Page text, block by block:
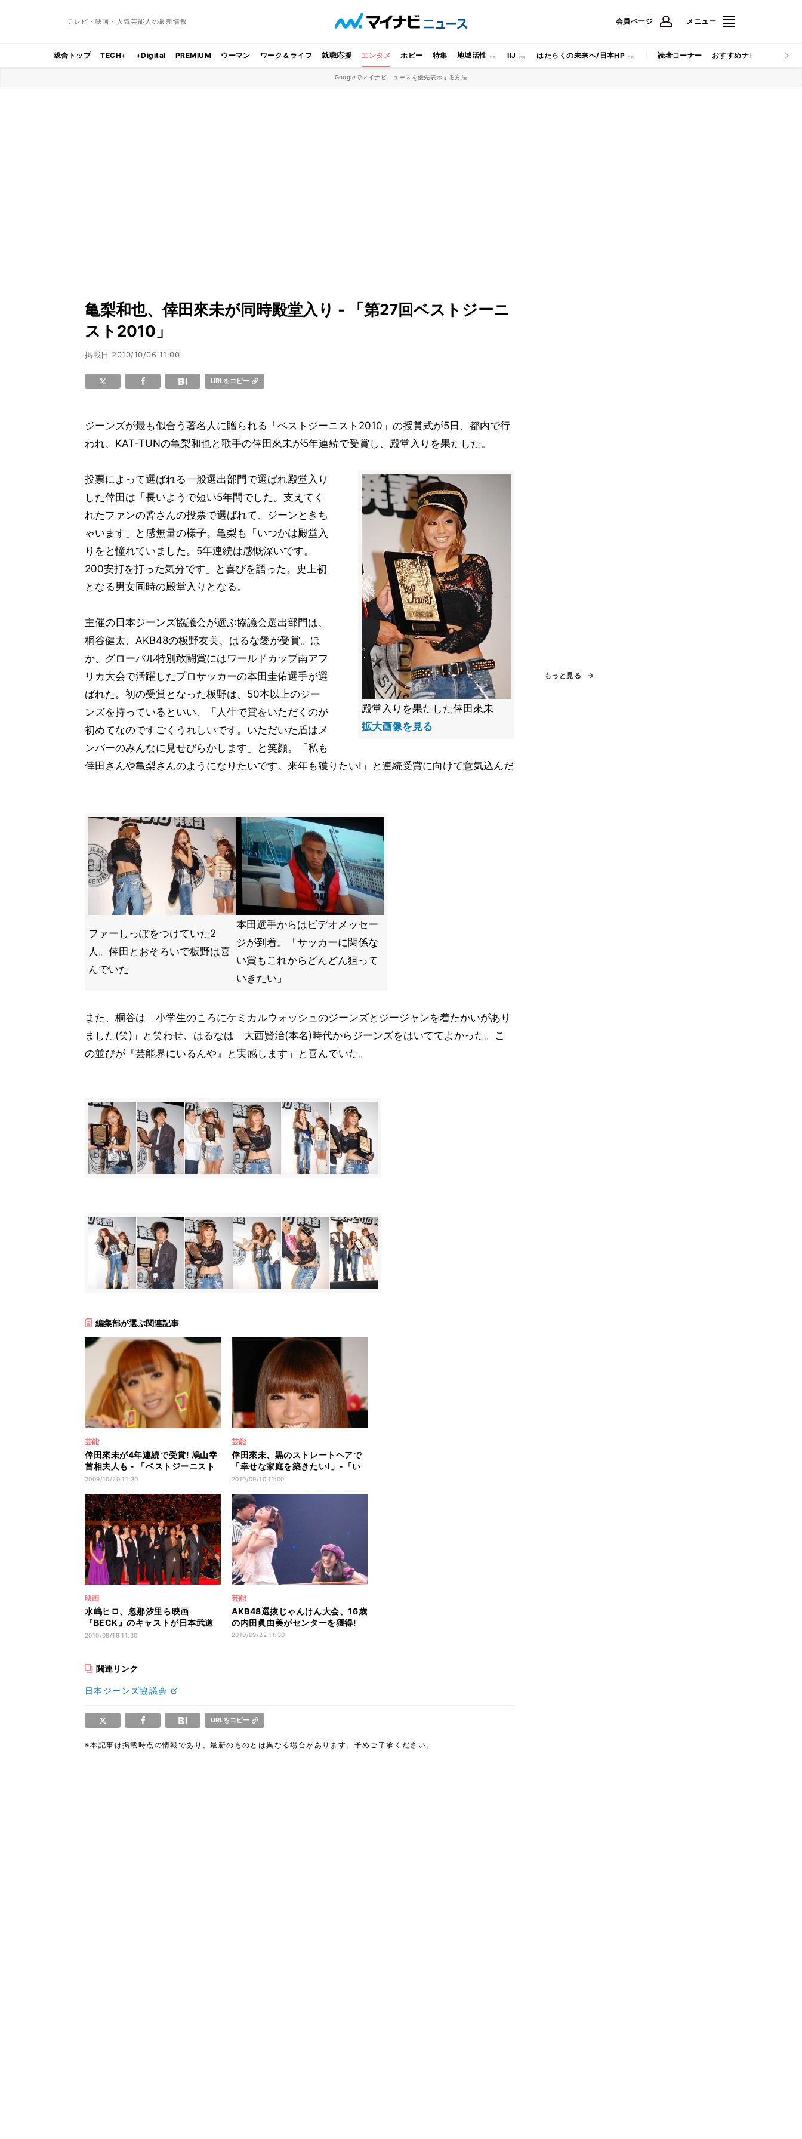
テレビ・映画・人気芸能人の最新情報 会員ページ メニュー
総合トップ TECH+ +Digital PREMIUM ウーマン ワーク＆ライフ 就職応援 エンタメ ホビー 特集 地域活性 IIJ はたらくの未来へ/日本HP 読者コーナー おすすめナビ マイナビ
Googleでマイナビニュースを優先表示する方法
亀梨和也、倖田來未が同時殿堂入り - 「第27回ベストジーニ
スト2010」
掲載日 2010/10/06 11:00
URLをコピー
ジーンズが最も似合う著名人に贈られる「ベストジーニスト2010」の授賞式が5日、都内で行
われ、KAT-TUNの亀梨和也と歌手の倖田來未が5年連続で受賞し、殿堂入りを果たした。
殿堂入りを果たした倖田來未
拡大画像を見る
投票によって選ばれる一般選出部門で選ばれ殿堂入り
した倖田は「長いようで短い5年間でした。支えてく
れたファンの皆さんの投票で選ばれて、ジーンときち
ゃいます」と感無量の様子。亀梨も「いつかは殿堂入
りをと憧れていました。5年連続は感慨深いです。
200安打を打った気分です」と喜びを語った。史上初
となる男女同時の殿堂入りとなる。
主催の日本ジーンズ協議会が選ぶ協議会選出部門は、
桐谷健太、AKB48の板野友美、はるな愛が受賞。ほ
か、グローバル特別敢闘賞にはワールドカップ南アフ
リカ大会で活躍したプロサッカーの本田圭佑選手が選
ばれた。初の受賞となった板野は、50本以上のジー
ンズを持っているといい、「人生で賞をいただくのが
初めてなのですごくうれしいです。いただいた盾はメ
ンバーのみんなに見せびらかします」と笑顔。「私も
倖田さんや亀梨さんのようになりたいです。来年も獲りたい!」と連続受賞に向けて意気込んだ
ファーしっぽをつけていた2
人。倖田とおそろいで板野は喜
んでいた
本田選手からはビデオメッセー
ジが到着。「サッカーに関係な
い賞もこれからどんどん狙って
いきたい」
また、桐谷は「小学生のころにケミカルウォッシュのジーンズとジージャンを着たかいがあり
ました(笑)」と笑わせ、はるなは「大西賢治(本名)時代からジーンズをはいててよかった。こ
の並びが『芸能界にいるんや』と実感します」と喜んでいた。
編集部が選ぶ関連記事
芸能
倖田來未が4年連続で受賞! 鳩山幸
首相夫人も - 「ベストジーニスト
2009」
2009/10/20 11:30
芸能
倖田來未、黒のストレートヘアで
「幸せな家庭を築きたい!」-「い
ち髪」新CM
2010/09/10 11:00
映画
水嶋ヒロ、忽那汐里ら映画
『BECK』のキャストが日本武道
館に勢ぞろい
2010/08/19 11:30
芸能
AKB48選抜じゃんけん大会、16歳
の内田眞由美がセンターを獲得!
2010/09/22 11:30
関連リンク
日本ジーンズ協議会
URLをコピー
※本記事は掲載時点の情報であり、最新のものとは異なる場合があります。予めご了承ください。
もっと見る